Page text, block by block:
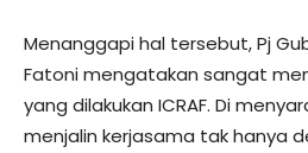
Menanggapi hal tersebut, Pj
Fatoni mengatakan sangat
yang dilakukan ICRAF. Di
menjalin kerjasama tak hanya